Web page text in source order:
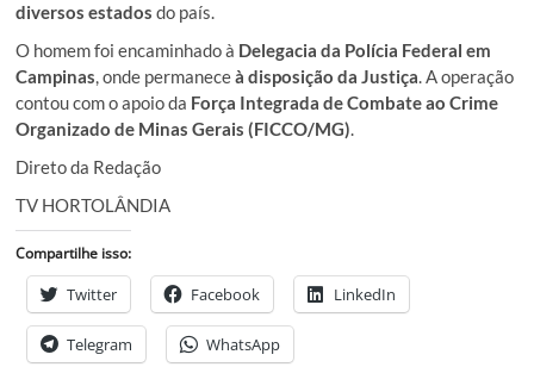
diversos estados do país.
O homem foi encaminhado à Delegacia da Polícia Federal em
Campinas, onde permaneceà disposição da Justiça. A operação
contou com o apoio da Força Integrada de Combate ao Crime
Organizado de Minas Gerais (FICCO/MG).
Direto da Redação
TV HORTOLÂNDIA
Compartilhe isso:
Twitter Facebook LinkedIn
Telegram WhatsApp